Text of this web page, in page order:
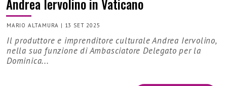
Andrea Iervolino in Vaticano
MARIO ALTAMURA | 13 SET 2025
Il produttore e imprenditore culturale Andrea Iervolino,
nella sua funzione di Ambasciatore Delegato per la
Dominica...